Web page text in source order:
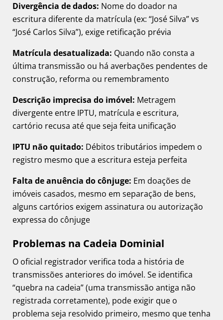
Divergência de dados: Nome do doador na
escritura diferente da matrícula (ex: “José Silva” vs
“José Carlos Silva”), exige retificação prévia
Matrícula desatualizada: Quando não consta a
última transmissão ou há averbações pendentes de
construção, reforma ou remembramento
Descrição imprecisa do imóvel: Metragem
divergente entre IPTU, matrícula e escritura,
cartório recusa até que seja feita unificação
IPTU não quitado: Débitos tributários impedem o
registro mesmo que a escritura esteja perfeita
Falta de anuência do cônjuge: Em doações de
imóveis casados, mesmo em separação de bens,
alguns cartórios exigem assinatura ou autorização
expressa do cônjuge
Problemas na Cadeia Dominial
O oficial registrador verifica toda a história de
transmissões anteriores do imóvel. Se identifica
“quebra na cadeia” (uma transmissão antiga não
registrada corretamente), pode exigir que o
problema seja resolvido primeiro, mesmo que tenha